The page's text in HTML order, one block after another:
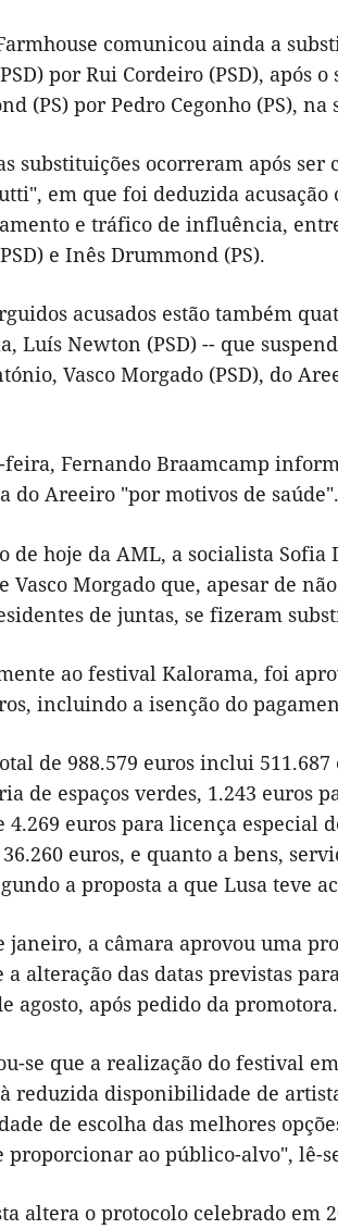
comunicou ainda a
por Rui Cordeiro (PSD), após
(PS) por Pedro Cegonho (PS),
substituições ocorreram após
em que foi deduzida
e tráfico de influência,
e Inês Drummond (PS).
acusados estão também
Luís Newton (PSD) -- que
Vasco Morgado (PSD), do
feira, Fernando Braamcamp
do Areeiro "por motivos de saúde".
de hoje da AML, a socialista
Vasco Morgado que, apesar de
de juntas, se fizeram
ao festival Kalorama, foi
incluindo a isenção do
de 988.579 euros inclui
de espaços verdes, 1.243 euros
4.269 euros para licença especial
euros, e quanto a bens,
a proposta a que Lusa teve
janeiro, a câmara aprovou uma
alteração das datas previstas
agosto, após pedido da promotora.
se que a realização do festival
reduzida disponibilidade de
de escolha das melhores
proporcionar ao público-alvo", lê-
altera o protocolo celebrado em